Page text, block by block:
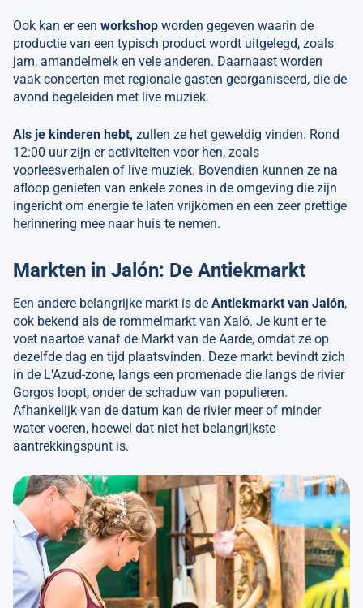
Ook kan er een workshop worden gegeven waarin de
productie van een typisch product wordt uitgelegd, zoals
jam, amandelmelk en vele anderen. Daarnaast worden
vaak concerten met regionale gasten georganiseerd, die de
avond begeleiden met live muziek.
Als je kinderen hebt, zullen ze het geweldig vinden. Rond
12:00 uur zijn er activiteiten voor hen, zoals
voorleesverhalen of live muziek. Bovendien kunnen ze na
afloop genieten van enkele zones in de omgeving die zijn
ingericht om energie te laten vrijkomen en een zeer prettige
herinnering mee naar huis te nemen.
Markten in Jalón: De Antiekmarkt
Een andere belangrijke markt is de Antiekmarkt van Jalón,
ook bekend als de rommelmarkt van Xaló. Je kunt er te
voet naartoe vanaf de Markt van de Aarde, omdat ze op
dezelfde dag en tijd plaatsvinden. Deze markt bevindt zich
in de L'Azud-zone, langs een promenade die langs de rivier
Gorgos loopt, onder de schaduw van populieren.
Afhankelijk van de datum kan de rivier meer of minder
water voeren, hoewel dat niet het belangrijkste
aantrekkingspunt is.